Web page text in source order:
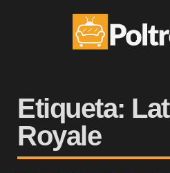
Etiqueta:
Royale